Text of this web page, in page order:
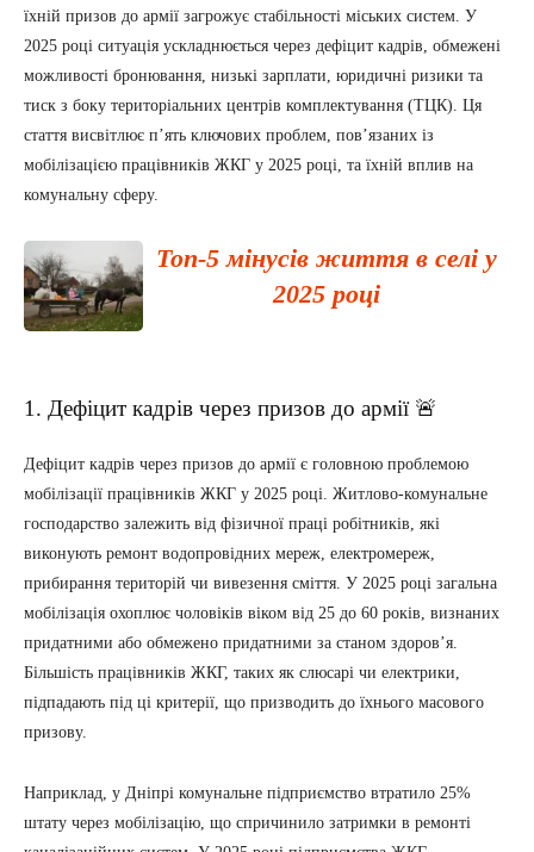
їхній призов до армії загрожує стабільності міських систем. У
2025 році ситуація ускладнюється через дефіцит кадрів, обмежені
можливості бронювання, низькі зарплати, юридичні ризики та
тиск з боку територіальних центрів комплектування (ТЦК). Ця
стаття висвітлює п’ять ключових проблем, пов’язаних із
мобілізацією працівників ЖКГ у 2025 році, та їхній вплив на
комунальну сферу.
Топ-5 мінусів життя в селі у
2025 році
1. Дефіцит кадрів через призов до армії 🚨
Дефіцит кадрів через призов до армії є головною проблемою
мобілізації працівників ЖКГ у 2025 році. Житлово-комунальне
господарство залежить від фізичної праці робітників, які
виконують ремонт водопровідних мереж, електромереж,
прибирання територій чи вивезення сміття. У 2025 році загальна
мобілізація охоплює чоловіків віком від 25 до 60 років, визнаних
придатними або обмежено придатними за станом здоров’я.
Більшість працівників ЖКГ, таких як слюсарі чи електрики,
підпадають під ці критерії, що призводить до їхнього масового
призову.
Наприклад, у Дніпрі комунальне підприємство втратило 25%
штату через мобілізацію, що спричинило затримки в ремонті